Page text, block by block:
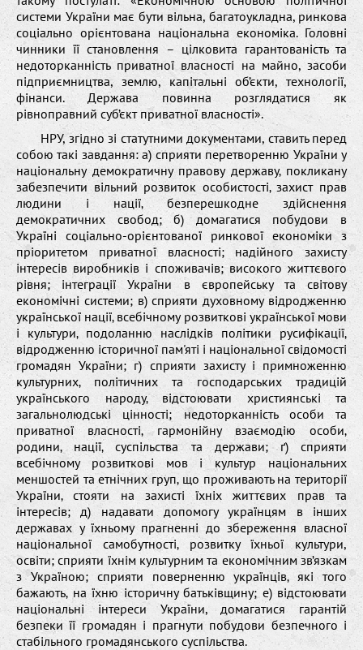
системи України має бути вільна, багатоукладна, ринкова
соціально орієнтована національна економіка. Головні
чинники її становлення – цілковита гарантованість та
недоторканність приватної власності на майно, засоби
підприємництва, землю, капітальні об’єкти, технології,
фінанси. Держава повинна розглядатися як
рівноправний суб’єкт приватної власності».
НРУ, згідно зі статутними документами, ставить перед
собою такі завдання: а) сприяти перетворенню України у
національну демократичну правову державу‚ покликану
забезпечити вільний розвиток особистості‚ захист прав
людини і нації‚ безперешкодне здійснення
демократичних свобод; б) домагатися побудови в
Україні соціально-орієнтованої ринкової економіки з
пріоритетом приватної власності; надійного захисту
інтересів виробників і споживачів; високого життєвого
рівня; інтеграції України в європейську та світову
економічні системи; в) сприяти духовному відродженню
української нації‚ всебічному розвиткові української мови
і культури‚ подоланню наслідків політики русифікації‚
відродженню історичної пам'яті і національної свідомості
громадян України; г) сприяти захисту і примноженню
культурних‚ політичних та господарських традицій
українського народу‚ відстоювати християнські та
загальнолюдські цінності; недоторканність особи та
приватної власності‚ гармонійну взаємодію особи‚
родини‚ нації‚ суспільства та держави; ґ) сприяти
всебічному розвиткові мов і культур національних
меншостей та етнічних груп‚ що проживають на території
України‚ стояти на захисті їхніх життєвих прав та
інтересів; д) надавати допомогу українцям в інших
державах у їхньому прагненні до збереження власної
національної самобутності‚ розвитку їхньої культури,
освіти; сприяти їхнім культурним та економічним зв’язкам
з Україною; сприяти поверненню українців‚ які того
бажають‚ на їхню історичну батьківщину; е) відстоювати
національні інтереси України, домагатися гарантій
безпеки її громадян і прагнути побудови безпечного і
стабільного громадянського суспільства.